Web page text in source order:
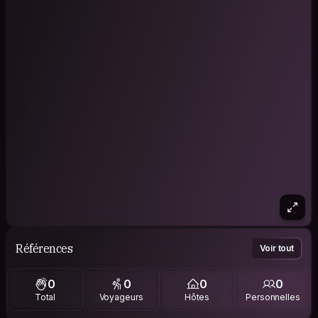
Références Voir tout
0
Total
0
Voyageurs
0
Hôtes
0
Personnelles